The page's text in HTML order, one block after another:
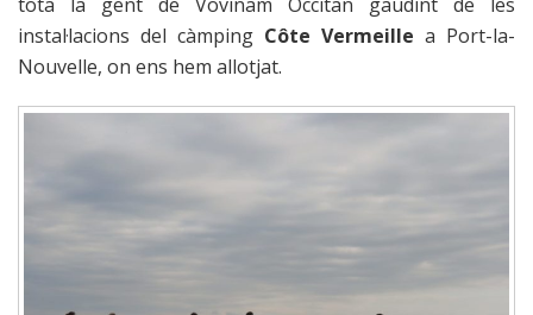
instal·lacions del càmping Côte Vermeille a Port-la-
Nouvelle, on ens hem allotjat.